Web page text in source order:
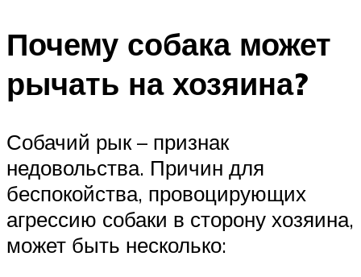
Почему собака может
рычать на хозяина?
Собачий рык – признак
недовольства. Причин для
беспокойства, провоцирующих
агрессию собаки в сторону хозяина,
может быть несколько: